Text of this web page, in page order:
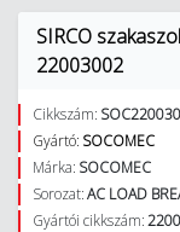
SIRCO
22003002
Cikkszám:
Gyártó: SOCOMEC
Márka: SOCOMEC
Sorozat:AC LOAD
Gyártói cikkszám: